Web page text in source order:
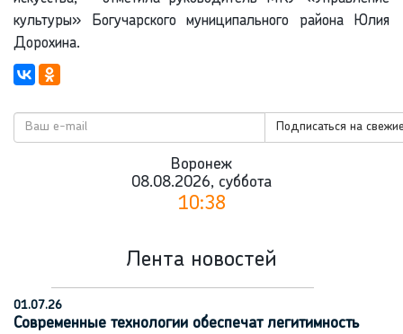
культуры» Богучарского муниципального района Юлия
Дорохина.
Подписаться на
Воронеж
08.08.2026, суббота
10:38
Лента новостей
01.07.26
Современные технологии обеспечат легитимность